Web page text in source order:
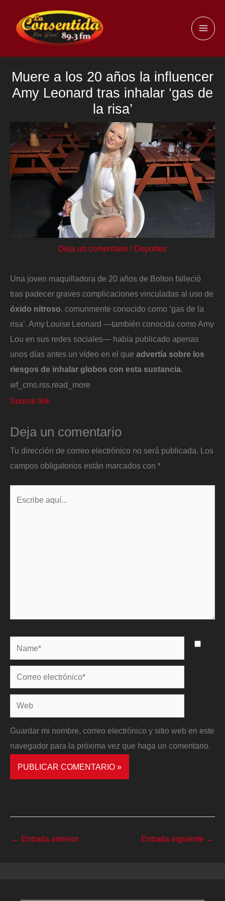
contenido
Muere a los 20 años la influencer
Amy Leonard tras inhalar ‘gas de
la risa’
Deja un comentario / Deportes
Una joven maquilladora de 20 años de Bolton falleció
tras padecer graves complicaciones vinculadas al uso de
óxido nitroso, comunmente conocido como ‘gas de la
risa’. Amy Louise Leonard —también conocida como Amy
Lou en sus redes sociales— había publicado apenas
unos días antes un vídeo en el que advertía sobre los
riesgos de inhalar globos con esta sustancia.
wf_cms.rss.read_more
Source link
Deja un comentario
Tu dirección de correo electrónico no será publicada. Los
campos obligatorios están marcados con *
Name*
Correo
electrónico*
Web
Guardar mi nombre, correo electrónico y sitio web en este
navegador para la próxima vez que haga un comentario.
← Entrada anterior Entrada siguiente →